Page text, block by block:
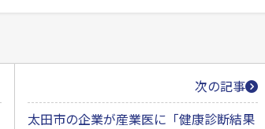
次の記事
太田市の企業が産業医に「健康診断結果